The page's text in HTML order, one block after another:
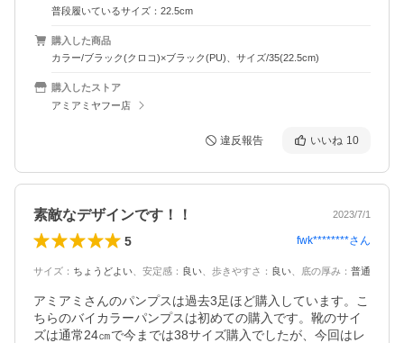
普段履いているサイズ：22.5cm
購入した商品
カラー/ブラック(クロコ)×ブラック(PU)、サイズ/35(22.5cm)
購入したストア
アミアミヤフー店
違反報告 いいね 10
素敵なデザインです！！ 2023/7/1
5 fwk********さん
サイズ ： ちょうどよい 安定感 ： 良い 歩きやすさ ： 良い 底の厚み ： 普通
アミアミさんのパンプスは過去3足ほど購入しています。こ
ちらのバイカラーパンプスは初めての購入です。靴のサイ
ズは通常24㎝で今までは38サイズ購入でしたが、今回はレ